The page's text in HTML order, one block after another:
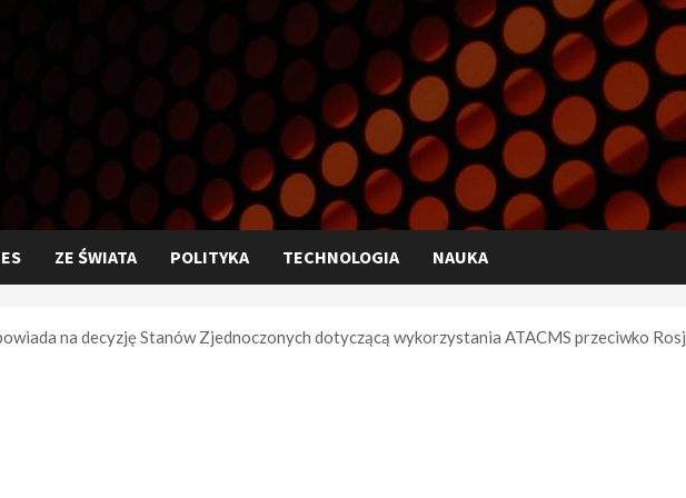
ZE ŚWIATA POLITYKA TECHNOLOGIA NAUKA
na decyzję Stanów Zjednoczonych dotyczącą wykorzystania ATACMS przeciwko